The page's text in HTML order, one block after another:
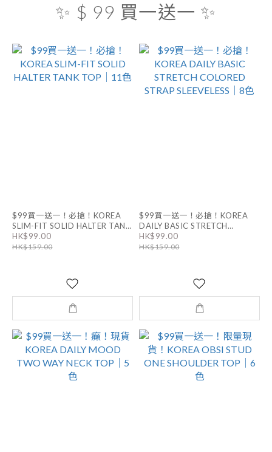
✨ $ 99 買一送一 ✨
$99買一送一！必搶！KOREA
SLIM-FIT SOLID HALTER TANK
TOP｜11色
HK$99.00
HK$159.00
$99買一送一！必搶！KOREA
DAILY BASIC STRETCH
COLORED STRAP SLEEVELESS
｜8色
HK$99.00
HK$159.00